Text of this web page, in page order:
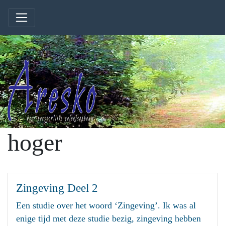
hoger
Zingeving Deel 2
Een studie over het woord ‘Zingeving’. Ik was al
enige tijd met deze studie bezig, zingeving hebben